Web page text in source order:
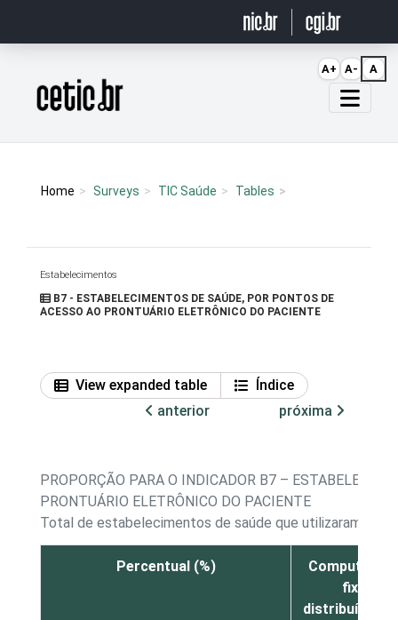
Página inicial
Home Surveys TIC Saúde Tables
Estabelecimentos
B7 - ESTABELECIMENTOS DE SAÚDE, POR PONTOS DE
ACESSO AO PRONTUÁRIO ELETRÔNICO DO PACIENTE
View expanded table
Índice
anterior
próxima
PROPORÇÃO PARA O INDICADOR B7 –
PRONTUÁRIO ELETRÔNICO DO PACIENTE
Total de estabelecimentos de saúde que utilizaram a
Percentual (%)
fixos
distribuídos
A+ A- A